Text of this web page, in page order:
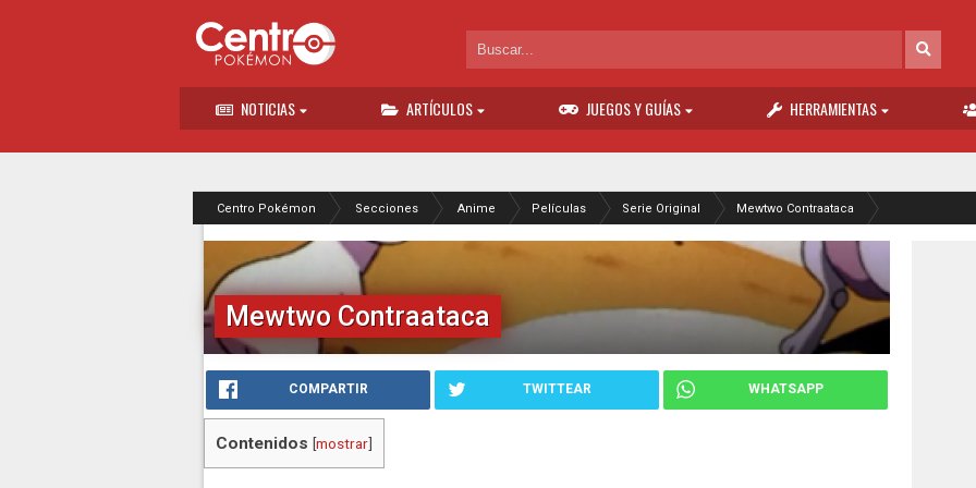
NOTICIAS ARTÍCULOS JUEGOS Y GUÍAS HERRAMIENTAS
Centro Pokémon Secciones Anime Películas Serie Original Mewtwo Contraataca
Mewtwo Contraataca
COMPARTIR TWITTEAR WHATSAPP
Contenidos [mostrar]